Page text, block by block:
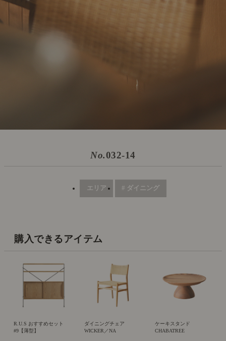
No.032-14
エリア # ダイニング
購入できるアイテム
R.U.S おすすめセット
#9【薄型】
ダイニングチェア
WICKER／NA
ケーキスタンド
CHABATREE